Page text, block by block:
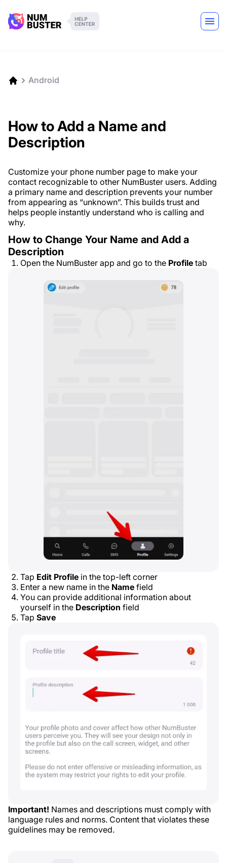
Android
How to Add a Name and
Description
Customize your phone number page to make your
contact recognizable to other NumBuster users. Adding
a primary name and description prevents your number
from appearing as “unknown”. This builds trust and
helps people instantly understand who is calling and
why.
How to Change Your Name and Add a
Description
Open the NumBuster app and go to the Profile tab
Tap Edit Profile in the top-left corner
Enter a new name in the Name field
You can provide additional information about
yourself in the Description field
Tap Save
Important! Names and descriptions must comply with
language rules and norms. Content that violates these
guidelines may be removed.